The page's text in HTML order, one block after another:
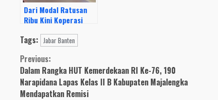
Dari Modal Ratusan
Ribu Kini Koperasi
Bukukan Milyaran,
Salut, Mampu
Bebaskan Warga dari
Jeratan Rentenir
Tags: Jabar Banten
Continue
Reading
Previous:
Dalam Rangka HUT Kemerdekaan RI Ke-76, 190
Narapidana Lapas Kelas II B Kabupaten Majalengka
Mendapatkan Remisi